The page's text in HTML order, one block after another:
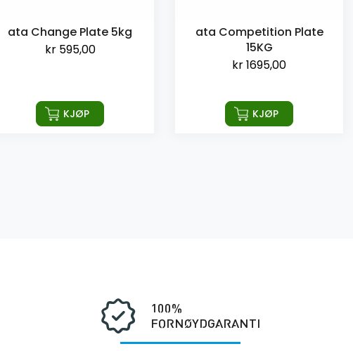
ata Change Plate 5kg
kr595,00
KJØP
ata Competition Plate
15KG
kr1695,00
KJØP
100%
FORNØYDGARANTI